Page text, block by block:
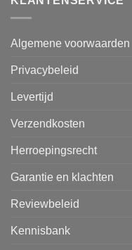
Algemene voorwaarden
Privacybeleid
Levertijd
Verzendkosten
Herroepingsrecht
Garantie en klachten
Reviewbeleid
Kennisbank